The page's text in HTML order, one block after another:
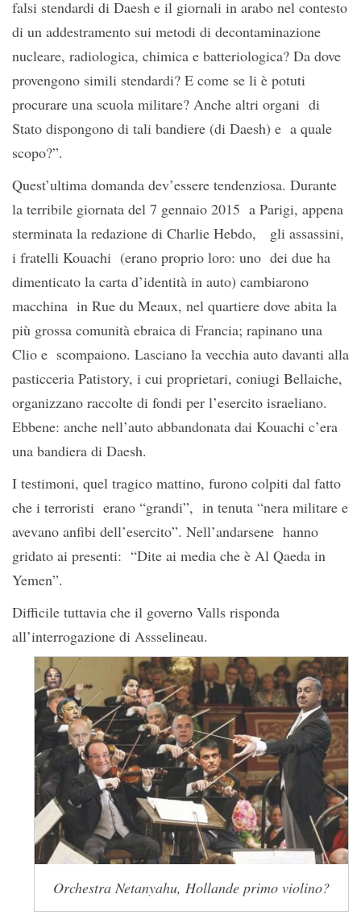
falsi stendardi di Daesh e il giornali in arabo nel contesto
di un addestramento sui metodi di decontaminazione
nucleare, radiologica, chimica e batteriologica? Da dove
provengono simili stendardi? E come se li è potuti
procurare una scuola militare? Anche altri organi di
Stato dispongono di tali bandiere (di Daesh) e a quale
scopo?”.
Quest’ultima domanda dev’essere tendenziosa. Durante
la terribile giornata del 7 gennaio 2015 a Parigi, appena
sterminata la redazione di Charlie Hebdo, gli assassini,
i fratelli Kouachi (erano proprio loro: uno dei due ha
dimenticato la carta d’identità in auto) cambiarono
macchina in Rue du Meaux, nel quartiere dove abita la
più grossa comunità ebraica di Francia; rapinano una
Clio e scompaiono. Lasciano la vecchia auto davanti alla
pasticceria Patistory, i cui proprietari, coniugi Bellaiche,
organizzano raccolte di fondi per l’esercito israeliano.
Ebbene: anche nell’auto abbandonata dai Kouachi c’era
una bandiera di Daesh.
I testimoni, quel tragico mattino, furono colpiti dal fatto
che i terroristi erano “grandi”, in tenuta “nera militare e
avevano anfibi dell’esercito”. Nell’andarsene hanno
gridato ai presenti: “Dite ai media che è Al Qaeda in
Yemen”.
Difficile tuttavia che il governo Valls risponda
all’interrogazione di Assselineau.
Orchestra Netanyahu, Hollande primo violino?